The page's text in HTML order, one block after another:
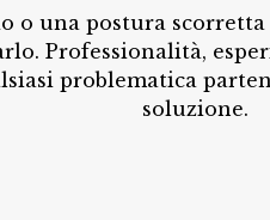
o una postura
Professionalità,
problematica
soluzione.